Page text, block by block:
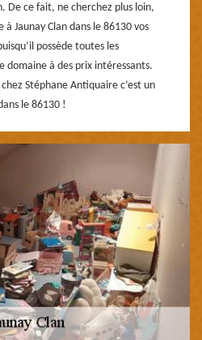
De ce fait, ne cherchez plus loin,
Jaunay Clan dans le 86130 vos
possède toutes les
domaine à des prix intéressants.
Stéphane Antiquaire c’est un
le 86130 !